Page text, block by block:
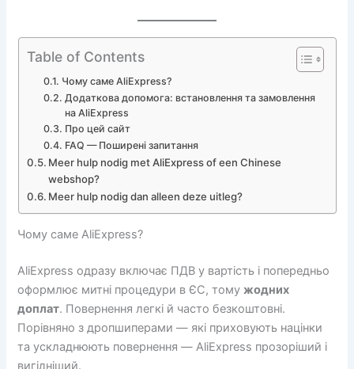
Table of Contents
Чому саме AliExpress?
Додаткова допомога: встановлення та замовлення
на AliExpress
Про цей сайт
FAQ — Поширені запитання
Meer hulp nodig met AliExpress of een Chinese
webshop?
Meer hulp nodig dan alleen deze uitleg?
Чому саме AliExpress?
AliExpress одразу включає ПДВ у вартість і попередньо
оформлює митні процедури в ЄС, томужодних
доплат. Повернення легкі й часто безкоштовні.
Порівняно з дропшиперами — які приховують націнки
та ускладнюють повернення — AliExpress прозоріший і
вигідніший.